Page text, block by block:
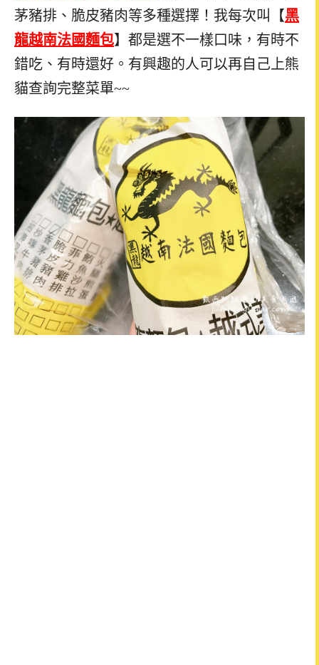
茅豬排、脆皮豬肉等多種選擇！我每次叫【黑
龍越南法國麵包】都是選不一樣口味，有時不
錯吃、有時還好。有興趣的人可以再自己上熊
貓查詢完整菜單~~